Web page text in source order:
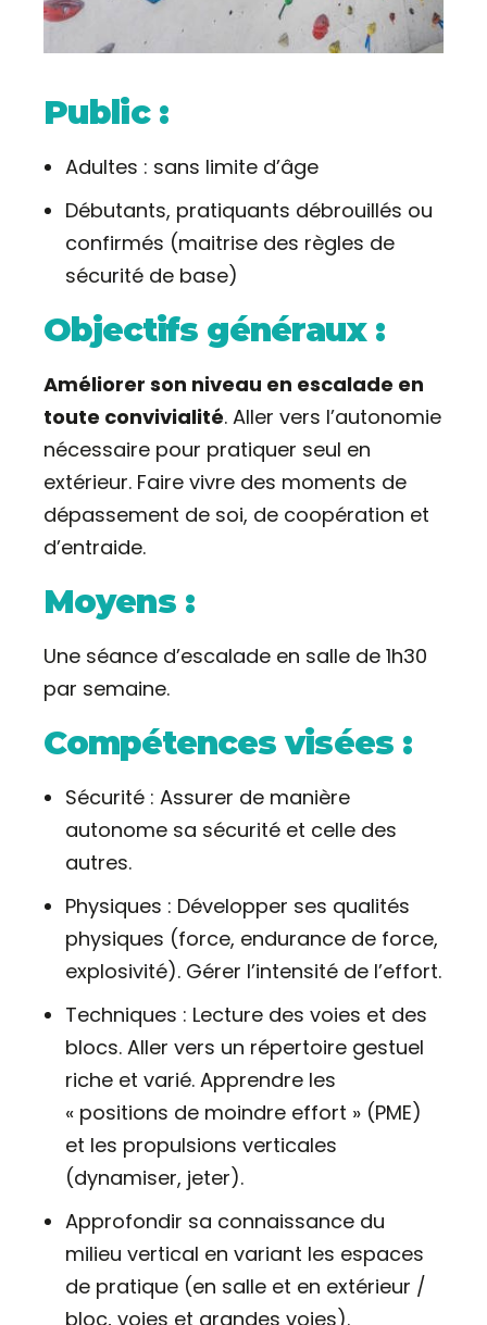
Public :
Adultes : sans limite d’âge
Débutants, pratiquants débrouillés ou
confirmés (maitrise des règles de
sécurité de base)
Objectifs généraux :
Améliorer son niveau en escalade en
toute convivialité. Aller vers l’autonomie
nécessaire pour pratiquer seul en
extérieur. Faire vivre des moments de
dépassement de soi, de coopération et
d’entraide.
Moyens :
Une séance d’escalade en salle de 1h30
par semaine.
Compétences visées :
Sécurité : Assurer de manière
autonome sa sécurité et celle des
autres.
Physiques : Développer ses qualités
physiques (force, endurance de force,
explosivité). Gérer l’intensité de l’effort.
Techniques : Lecture des voies et des
blocs. Aller vers un répertoire gestuel
riche et varié. Apprendre les
« positions de moindre effort » (PME)
et les propulsions verticales
(dynamiser, jeter).
Approfondir sa connaissance du
milieu vertical en variant les espaces
de pratique (en salle et en extérieur /
bloc, voies et grandes voies).